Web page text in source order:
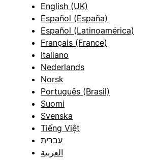
English (UK)
Español (España)
Español (Latinoamérica)
Français (France)
Italiano
Nederlands
Norsk
Português (Brasil)
Suomi
Svenska
Tiếng Việt
עברית
العربية